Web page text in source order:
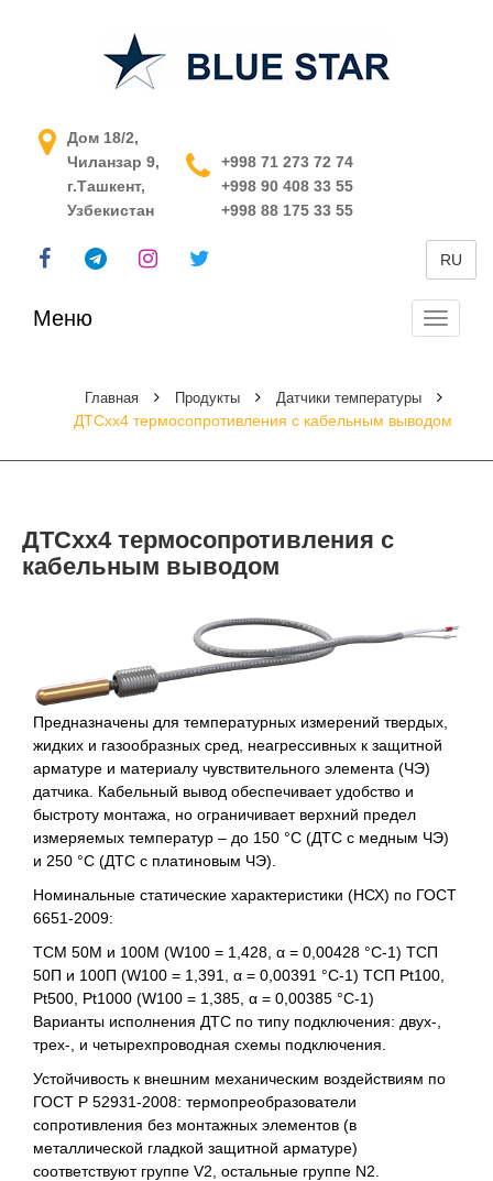
АСУ ТП в Узбекистане
Дом 18/2,
Чиланзар 9,
г.Ташкент,
Узбекистан
+998 71 273 72 74
+998 90 408 33 55
+998 88 175 33 55
RU
Меню
Главная Продукты Датчики температуры
ДТСхх4 термосопротивления с кабельным выводом
ДТСхх4 термосопротивления с
кабельным выводом
Предназначены для температурных измерений твердых,
жидких и газообразных сред, неагрессивных к защитной
арматуре и материалу чувствительного элемента (ЧЭ)
датчика. Кабельный вывод обеспечивает удобство и
быстроту монтажа, но ограничивает верхний предел
измеряемых температур – до 150 °С (ДТС с медным ЧЭ)
и 250 °С (ДТС с платиновым ЧЭ).
Номинальные статические характеристики (НСХ) по ГОСТ
6651-2009:
ТСМ 50М и 100М (W100 = 1,428, α = 0,00428 °С-1) ТСП
50П и 100П (W100 = 1,391, α = 0,00391 °С-1) ТСП Pt100,
Pt500, Pt1000 (W100 = 1,385, α = 0,00385 °С-1)
Варианты исполнения ДТС по типу подключения: двух-,
трех-, и четырехпроводная схемы подключения.
Устойчивость к внешним механическим воздействиям по
ГОСТ Р 52931-2008: термопреобразователи
сопротивления без монтажных элементов (в
металлической гладкой защитной арматуре)
соответствуют группе V2, остальные группе N2.